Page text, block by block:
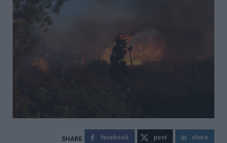
facebook post share